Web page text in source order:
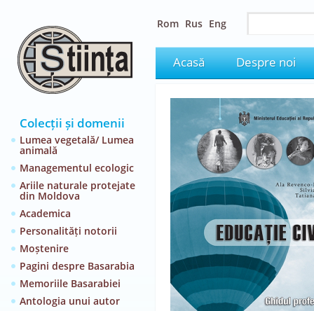
Colecții și domenii
Lumea vegetală/ Lumea
animală
Managementul ecologic
Ariile naturale protejate
din Moldova
Academica
Personalități notorii
Moștenire
Pagini despre Basarabia
Memoriile Basarabiei
Antologia unui autor
Rom Rus Eng
Acasă Despre noi